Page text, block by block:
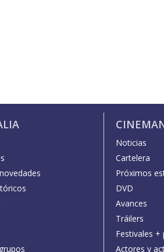
Noticias
Cartelera
Próximos
DVD
Avances
Tráilers
Festivales +
Actores y